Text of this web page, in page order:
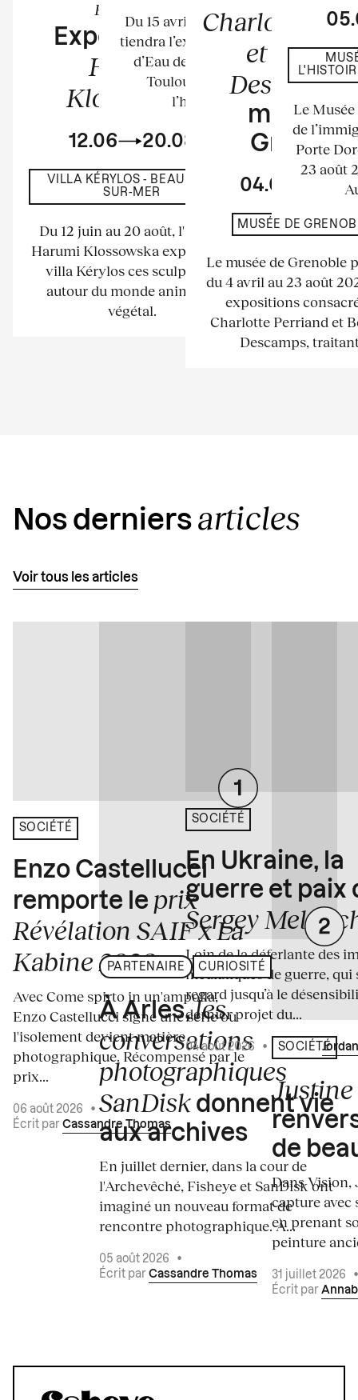
Exposition
Exposition de
Harumi
Klossowska
12.06 20.08
VILLA KÉRYLOS - BEAULIEU-
SUR-MER
Du 12 juin au 20 août, l'artiste
Harumi Klossowska expose à la
villa Kérylos ces sculptures
autour du monde animal et
végétal.
Du 15 avril au 23 août 2026 se
tiendra l’exposition au Château
d’Eau de l’espace La Tour à
Toulouse. Elle mettra à
l’honneur les...
Charlotte
et
Descamps
musée
Grenoble
04.04
MUSÉE DE
Le musée de Grenoble
du 4 avril au 23 août
expositions
Charlotte Perriand et
Descamps,
Le
de
Porte
23 août
Nos derniers articles
Voir tous les articles
SOCIÉTÉ
Enzo Castellucci
remporte le prix
Révélation SAIF x La
Kabine 2026
Avec Come spirto in un'ampolla,
Enzo Castellucci signe une série où
l'isolement devient matière
photographique. Récompensé par le
prix...
06 août 2026
•
Écrit par Cassandre Thomas
PARTENAIRE CURIOSITÉ
À Arles,les
conversations
photographiques
SanDisk donnent vie
aux archives
En juillet dernier, dans la cour de
l'Archevêché, Fisheye et SanDisk ont
imaginé un nouveau format de
rencontre photographique. À...
05 août 2026
•
Écrit par Cassandre Thomas
SOCIÉTÉ
En Ukraine, la
guerre et paix
Sergey
Loin de la déferlante des
médiatiques de guerre, qui
regard jusqu’à le
dernier projet du...
04 août 2026 • Écrit par
SOCIÉTÉ
de
Dans
capture avec
en prenant
peinture
31 juillet 2026
Écrit par